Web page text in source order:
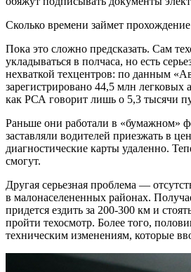
Сколько времени займет прохождение
Пока это сложно предсказать. Сам
укладываться в полчаса, но есть
нехваткой техцентров: по данным
зарегистрировано 44,5 млн легковых
как РСА говорит лишь о 5,3 тысячи
Раньше они работали в «бумажном»
заставляли водителей приезжать в
диагностические карты удаленно.
смогут.
Другая серьезная проблема —
в малонаселененных районах.
придется ездить за 200-300 км и
пройти техосмотр. Более того,
техническим изменениям, которые